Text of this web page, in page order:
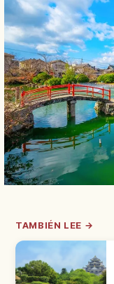
TAMBIÉN LEE →